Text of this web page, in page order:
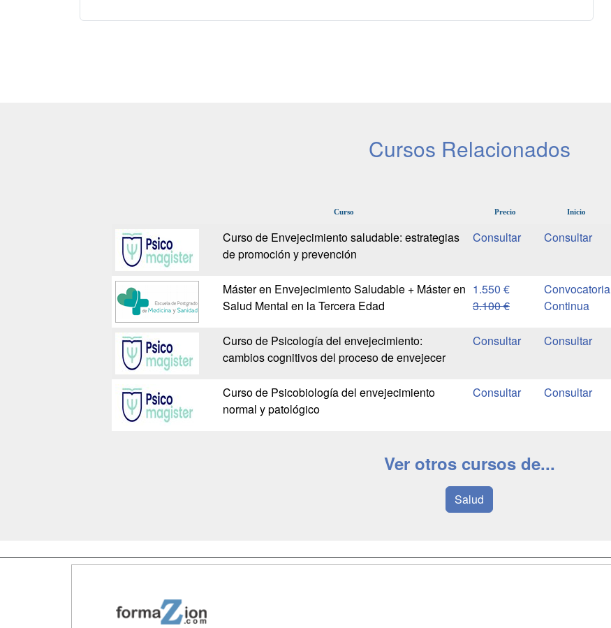
Cursos Relacionados
Curso Precio Inicio
Curso de Envejecimiento saludable: estrategias
de promoción y prevención
Máster en Envejecimiento Saludable + Máster en
Salud Mental en la Tercera Edad
1.550 €
3.100 €
Convocatoria
Continua
Curso de Psicología del envejecimiento:
cambios cognitivos del proceso de envejecer
Curso de Psicobiología del envejecimiento
normal y patológico
Ver otros cursos de...
Salud